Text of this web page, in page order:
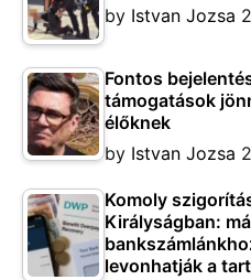
by Istvan Jozsa
Fontos
támogatások
élőknek
by Istvan Jozsa
Komoly
Királyságban:
levonhatják a